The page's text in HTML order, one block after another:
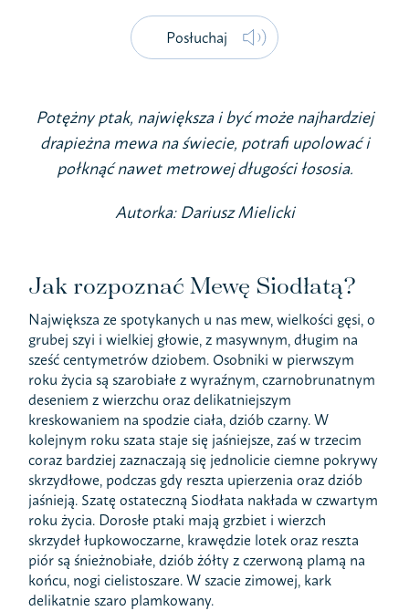
Posłuchaj
Potężny ptak, największa i być może najhardziej
drapieżna mewa na świecie, potrafi upolować i
połknąć nawet metrowej długości łososia.
Autorka: Dariusz Mielicki
Jak rozpoznać Mewę Siodłatą?
Największa ze spotykanych u nas mew, wielkości gęsi, o
grubej szyi i wielkiej głowie, z masywnym, długim na
sześć centymetrów dziobem. Osobniki w pierwszym
roku życia są szarobiałe z wyraźnym, czarnobrunatnym
deseniem z wierzchu oraz delikatniejszym
kreskowaniem na spodzie ciała, dziób czarny. W
kolejnym roku szata staje się jaśniejsze, zaś w trzecim
coraz bardziej zaznaczają się jednolicie ciemne pokrywy
skrzydłowe, podczas gdy reszta upierzenia oraz dziób
jaśnieją. Szatę ostateczną Siodłata nakłada w czwartym
roku życia. Dorosłe ptaki mają grzbiet i wierzch
skrzydeł łupkowoczarne, krawędzie lotek oraz reszta
piór są śnieżnobiałe, dziób żółty z czerwoną plamą na
końcu, nogi cielistoszare. W szacie zimowej, kark
delikatnie szaro plamkowany.